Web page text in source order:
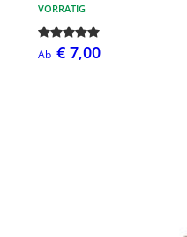
VORRÄTIG
Ab € 7,00